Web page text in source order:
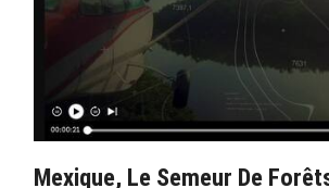
Mexique, Le Semeur De